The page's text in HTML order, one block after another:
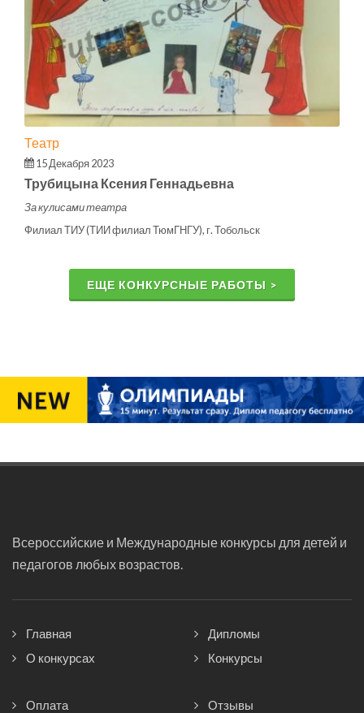
Театр
15 Декабря 2023
Трубицына Ксения Геннадьевна
За кулисами театра
Филиал ТИУ (ТИИ филиал ТюмГНГУ), г. Тобольск
ЕЩЕ КОНКУРСНЫЕ РАБОТЫ >
Всероссийские и Международные конкурсы для детей и
педагогов любых возрастов.
Главная
О конкурсах
Дипломы
Конкурсы
Оплата
Отзывы